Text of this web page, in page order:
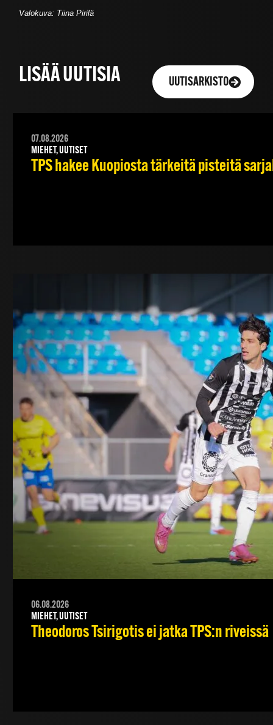
Valokuva: Tiina Pirilä
LISÄÄ UUTISIA UUTISARKISTO
07.08.2026
MIEHET, UUTISET
TPS hakee Kuopiosta tärkeitä pisteitä
06.08.2026
MIEHET, UUTISET
Theodoros Tsirigotis ei jatka TPS:n riveissä